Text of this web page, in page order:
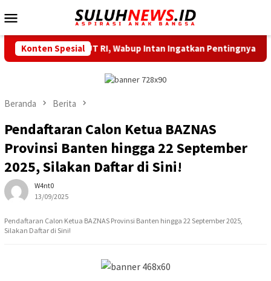
ke
Mobile
Konten Spesial
Meriahkan HUT RI, Wabup Intan Ingatkan Pentingnya
Beranda Berita
Pendaftaran Calon Ketua BAZNAS
Provinsi Banten hingga 22 September
2025, Silakan Daftar di Sini!
W4nt0
13/09/2025
Pendaftaran Calon Ketua BAZNAS Provinsi Banten hingga 22 September 2025,
Silakan Daftar di Sini!